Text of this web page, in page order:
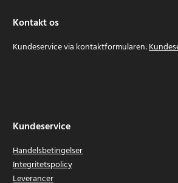
Kontakt os
Kundeservice via kontaktformularen:
Kundeservice
Handelsbetingelser
Integritetspolicy
Leverancer